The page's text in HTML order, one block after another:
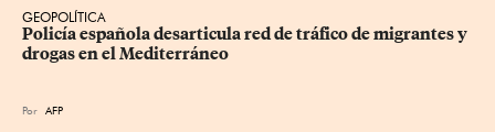
GEOPOLÍTICA
Policía española desarticula red de tráfico de migrantes y
drogas en el Mediterráneo
Por AFP